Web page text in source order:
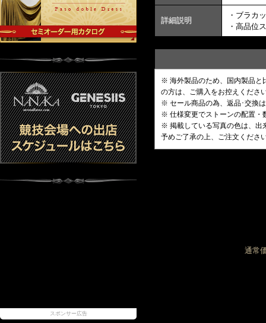
スポンサー広告
詳細説明
・ブラカ
・高品位
※ 海外製品のため、国内製品と
の方は、ご購入をお控えくださ
※ セール商品の為、返品･交換
※ 仕様変更でストーンの配置・
※ 掲載している写真の色は、出
予めご了承の上、ご注文くださ
通常